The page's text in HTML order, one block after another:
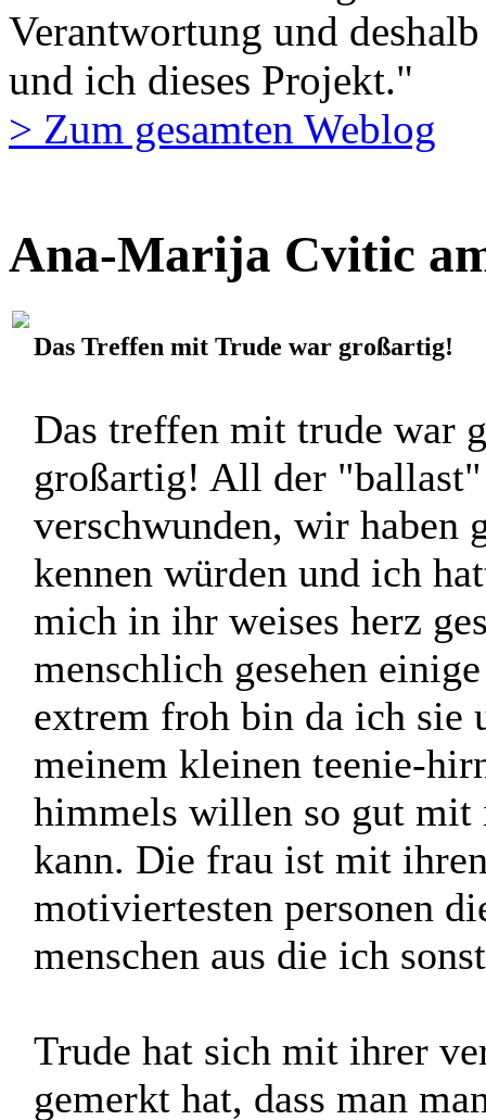
"Die Idee junge
verbinden ist einzigartig. A
Gesellschaft damit große
und ich dieses Projekt."
> Zum gesamten Weblog
Ana-Marija Cvitic
Das Treffen mit Trude war großartig!
Das treffen mit trude war
großartig! All der
verschwunden, wir haben
kennen würden und ich
mich in ihr weises herz
menschlich gesehen
extrem froh bin da ich sie
meinem kleinen teenie-
himmels willen so gut mit
motiviertesten personen
menschen aus die ich